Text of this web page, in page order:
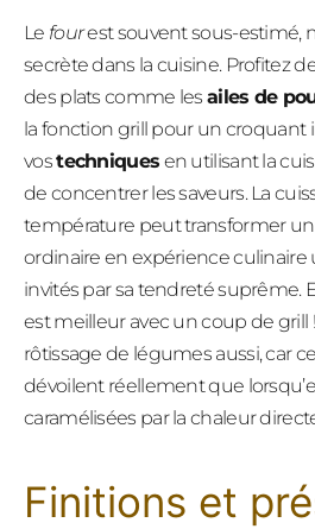
Le fourest souvent sous-estimé,
secrète dans la cuisine. Profitez
des plats comme lesailes de
la fonction grill pour un croquant
vostechniques en utilisant la
de concentrer les saveurs. La
température peut transformer
ordinaire en expérience culinaire
invités par sa tendreté suprême.
est meilleur avec un coup de grill
rôtissage de légumes aussi, car
dévoilent réellement que
caramélisées par la chaleur
Finitions et